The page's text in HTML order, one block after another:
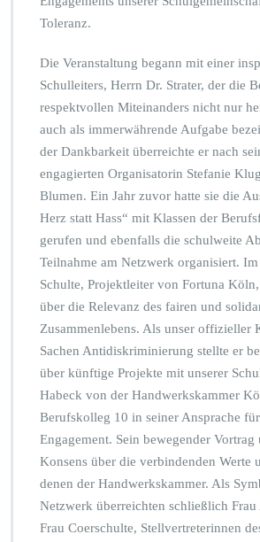
Toleranz.
Die Veranstaltung begann mit einer
Schulleiters, Herrn Dr. Strater, der die
respektvollen Miteinanders nicht nur
auch als immerwährende Aufgabe
der Dankbarkeit überreichte er nach
engagierten Organisatorin Stefanie
Blumen. Ein Jahr zuvor hatte sie die
Herz statt Hass“ mit Klassen der
gerufen und ebenfalls die schulweite
Teilnahme am Netzwerk organisiert.
Schulte, Projektleiter von Fortuna
über die Relevanz des fairen und
Zusammenlebens. Als unser offizieller
Sachen Antidiskriminierung stellte er
über künftige Projekte mit unserer
Habeck von der Handwerkskammer
Berufskolleg 10 in seiner Ansprache
Engagement. Sein bewegender Vortrag
Konsens über die verbindenden Werte
denen der Handwerkskammer. Als
Netzwerk überreichten schließlich
Frau Coerschulte, Stellvertreterinnen